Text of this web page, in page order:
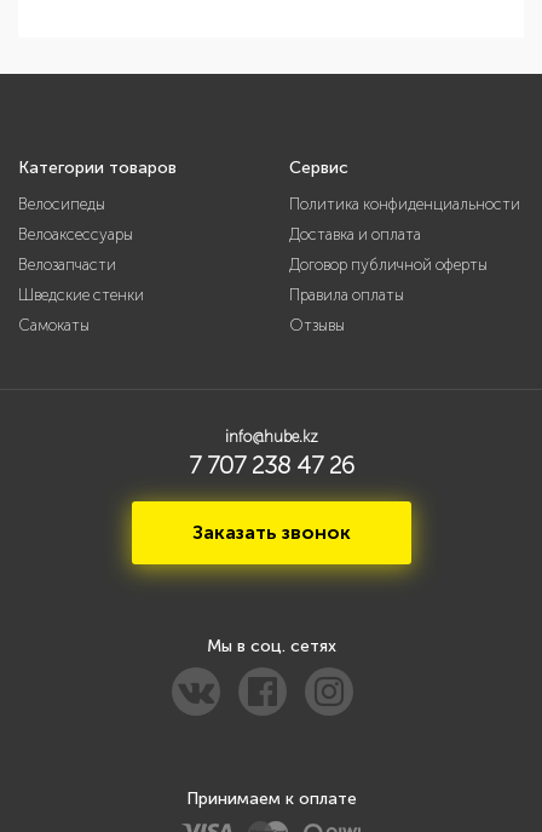
Категории товаров
Велосипеды
Велоаксессуары
Велозапчасти
Шведские стенки
Самокаты
Сервис
Политика конфиденциальности
Доставка и оплата
Договор публичной оферты
Правила оплаты
Отзывы
info@hube.kz
7 707 238 47 26
Заказать звонок
Мы в соц. сетях
Принимаем к оплате